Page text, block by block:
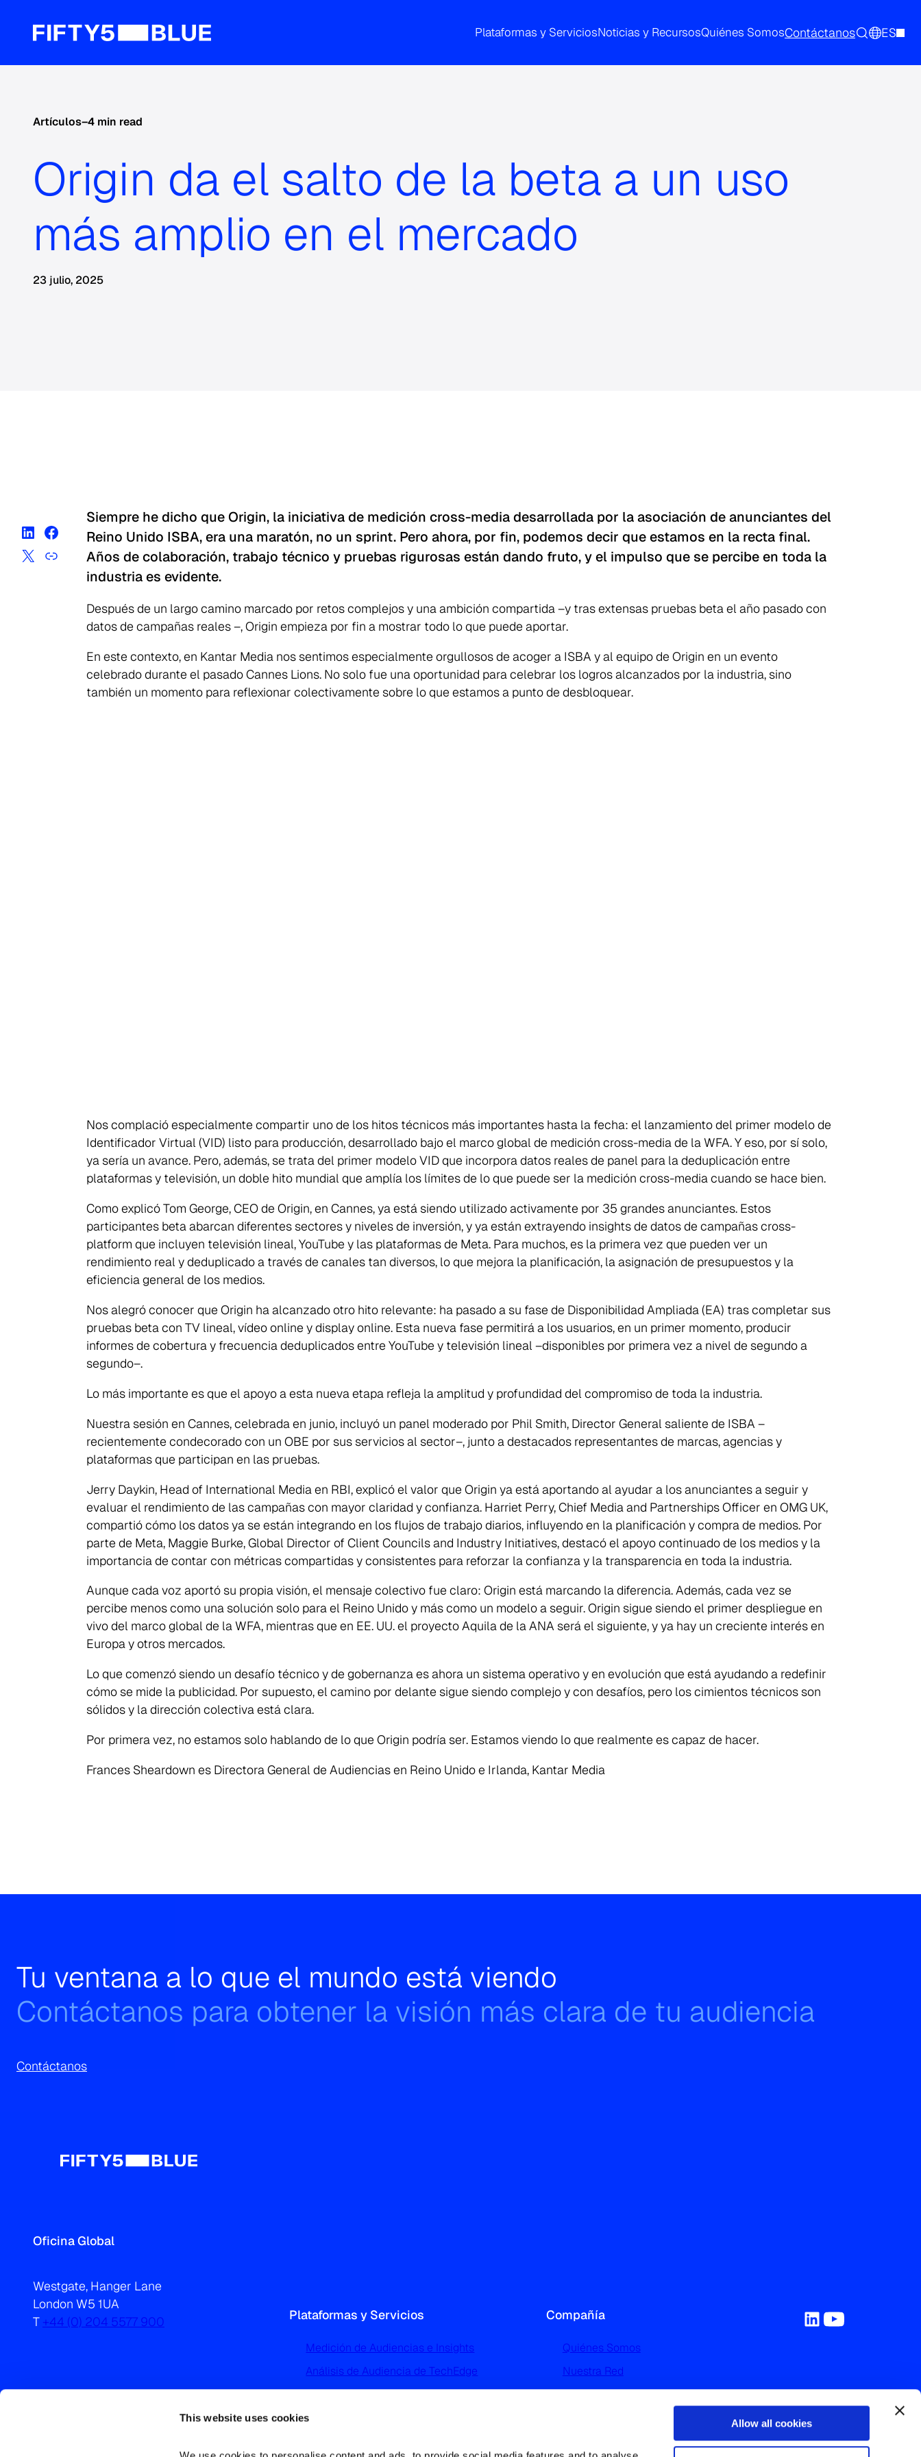
This website uses cookies Allow all cookies
Plataformas y ServiciosNoticias y RecursosQuiénes SomosContáctanos ES
Artículos–4 min read
Origin da el salto de la beta a un uso
más amplio en el mercado
23 julio, 2025
Siempre he dicho que Origin, la iniciativa de medición cross-media desarrollada por la asociación de anunciantes del
Reino Unido ISBA, era una maratón, no un sprint. Pero ahora, por fin, podemos decir que estamos en la recta final.
Años de colaboración, trabajo técnico y pruebas rigurosas están dando fruto, y el impulso que se percibe en toda la
industria es evidente.
Después de un largo camino marcado por retos complejos y una ambición compartida –y tras extensas pruebas beta el año pasado con
datos de campañas reales –, Origin empieza por fin a mostrar todo lo que puede aportar.
En este contexto, en Kantar Media nos sentimos especialmente orgullosos de acoger a ISBA y al equipo de Origin en un evento
celebrado durante el pasado Cannes Lions. No solo fue una oportunidad para celebrar los logros alcanzados por la industria, sino
también un momento para reflexionar colectivamente sobre lo que estamos a punto de desbloquear.
Nos complació especialmente compartir uno de los hitos técnicos más importantes hasta la fecha: el lanzamiento del primer modelo de
Identificador Virtual (VID) listo para producción, desarrollado bajo el marco global de medición cross-media de la WFA. Y eso, por sí solo,
ya sería un avance. Pero, además, se trata del primer modelo VID que incorpora datos reales de panel para la deduplicación entre
plataformas y televisión, un doble hito mundial que amplía los límites de lo que puede ser la medición cross-media cuando se hace bien.
Como explicó Tom George, CEO de Origin, en Cannes, ya está siendo utilizado activamente por 35 grandes anunciantes. Estos
participantes beta abarcan diferentes sectores y niveles de inversión, y ya están extrayendo insights de datos de campañas cross-
platform que incluyen televisión lineal, YouTube y las plataformas de Meta. Para muchos, es la primera vez que pueden ver un
rendimiento real y deduplicado a través de canales tan diversos, lo que mejora la planificación, la asignación de presupuestos y la
eficiencia general de los medios.
Nos alegró conocer que Origin ha alcanzado otro hito relevante: ha pasado a su fase de Disponibilidad Ampliada (EA) tras completar sus
pruebas beta con TV lineal, vídeo online y display online. Esta nueva fase permitirá a los usuarios, en un primer momento, producir
informes de cobertura y frecuencia deduplicados entre YouTube y televisión lineal –disponibles por primera vez a nivel de segundo a
segundo–.
Lo más importante es que el apoyo a esta nueva etapa refleja la amplitud y profundidad del compromiso de toda la industria.
Nuestra sesión en Cannes, celebrada en junio, incluyó un panel moderado por Phil Smith, Director General saliente de ISBA –
recientemente condecorado con un OBE por sus servicios al sector–, junto a destacados representantes de marcas, agencias y
plataformas que participan en las pruebas.
Jerry Daykin, Head of International Media en RBI, explicó el valor que Origin ya está aportando al ayudar a los anunciantes a seguir y
evaluar el rendimiento de las campañas con mayor claridad y confianza. Harriet Perry, Chief Media and Partnerships Officer en OMG UK,
compartió cómo los datos ya se están integrando en los flujos de trabajo diarios, influyendo en la planificación y compra de medios. Por
parte de Meta, Maggie Burke, Global Director of Client Councils and Industry Initiatives, destacó el apoyo continuado de los medios y la
importancia de contar con métricas compartidas y consistentes para reforzar la confianza y la transparencia en toda la industria.
Aunque cada voz aportó su propia visión, el mensaje colectivo fue claro: Origin está marcando la diferencia. Además, cada vez se
percibe menos como una solución solo para el Reino Unido y más como un modelo a seguir. Origin sigue siendo el primer despliegue en
vivo del marco global de la WFA, mientras que en EE. UU. el proyecto Aquila de la ANA será el siguiente, y ya hay un creciente interés en
Europa y otros mercados.
Lo que comenzó siendo un desafío técnico y de gobernanza es ahora un sistema operativo y en evolución que está ayudando a redefinir
cómo se mide la publicidad. Por supuesto, el camino por delante sigue siendo complejo y con desafíos, pero los cimientos técnicos son
sólidos y la dirección colectiva está clara.
Por primera vez, no estamos solo hablando de lo que Origin podría ser. Estamos viendo lo que realmente es capaz de hacer.
Frances Sheardown es Directora General de Audiencias en Reino Unido e Irlanda, Kantar Media
Tu ventana a lo que el mundo está viendo
Contáctanos para obtener la visión más clara de tu audiencia
Contáctanos
Oficina Global
Westgate, Hanger Lane
London W5 1UA
T +44 (0) 204 5577 900 Plataformas y Servicios
Medición de Audiencias e Insights
Análisis de Audiencia de TechEdge
Perfilado y Segmentación de Audiencias de
Compañía
Quiénes Somos
Nuestra Red
Noticias y Recursos
Search
for: